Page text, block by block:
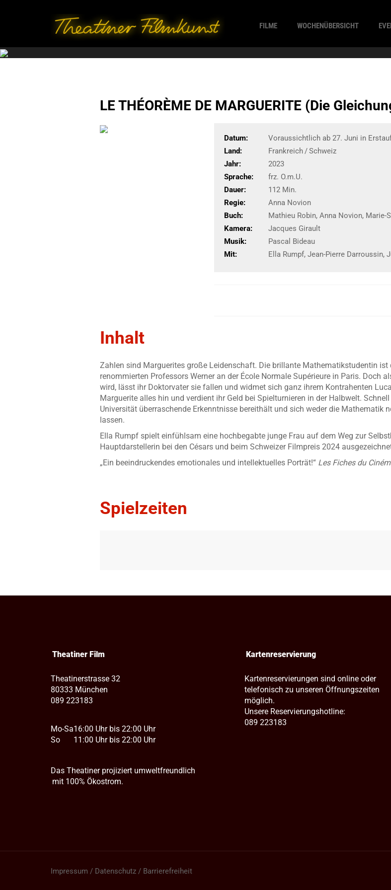
FILME WOCHENÜBERSICHT
LE THÉORÈME DE MARGUERITE (Die
Datum:
Voraussichtlich ab 27. Juni in
Land:
Frankreich / Schweiz
Jahr:
2023
Sprache:
frz. O.m.U.
Dauer:
112 Min.
Regie:
Anna Novion
Buch:
Mathieu Robin, Anna Novion, Marie-
Kamera:
Jacques Girault
Musik:
Pascal Bideau
Mit:
Ella Rumpf, Jean-Pierre Darroussin,
Inhalt
Zahlen sind Marguerites große Leidenschaft. Die brillante Mathematikstudentin
renommierten Professors Werner an der École Normale Supérieure in Paris. Doch
wird, lässt ihr Doktorvater sie fallen und widmet sich ganz ihrem Kontrahenten
Marguerite alles hin und verdient ihr Geld bei Spielturnieren in der Halbwelt.
Universität überraschende Erkenntnisse bereithält und sich weder die Mathematik
lassen.
Ella Rumpf spielt einfühlsam eine hochbegabte junge Frau auf dem Weg zur
Hauptdarstellerin bei den Césars und beim Schweizer Filmpreis 2024
„Ein beeindruckendes emotionales und intellektuelles Porträt!“ Les Fiches du
Spielzeiten
Theatiner Film
Theatinerstrasse 32
80333 München
089 223183
Mo-Sa
So
16:00 Uhr bis 22:00 Uhr
11:00 Uhr bis 22:00 Uhr
Das Theatiner projiziert umweltfreundlich
mit 100% Ökostrom.
Kartenreservierung
Kartenreservierungen sind online oder
telefonisch zu unseren Öffnungszeiten
möglich.
Unsere Reservierungshotline:
089 223183
Impressum / Datenschutz / Barrierefreiheit